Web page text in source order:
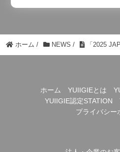
ホーム / NEWS / 「2025
ホーム YUIIGIEとは
YUIIGIE認定STATION
プライバシー